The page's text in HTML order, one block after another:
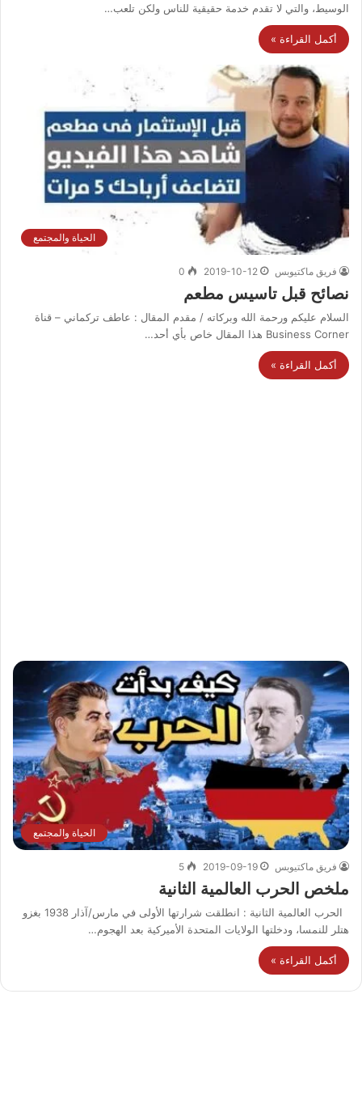
الوسيط، والتي لا تقدم خدمة حقيقية للناس ولكن تلعب…
أكمل القراءة »
الحياة والمجتمع
فريق ماكتيوبس 2019-10-12
0
نصائح قبل تاسيس مطعم
السلام عليكم ورحمة الله وبركاته / مقدم المقال : عاطف تركماني – قناة
Business Corner هذا المقال خاص بأي أحد…
أكمل القراءة »
الحياة والمجتمع
فريق ماكتيوبس 2019-09-19
5
ملخص الحرب العالمية الثانية
الحرب العالمية الثانية : انطلقت شرارتها الأولى في مارس/آذار 1938 بغزو
هتلر للنمسا، ودخلتها الولايات المتحدة الأميركية بعد الهجوم…
أكمل القراءة »